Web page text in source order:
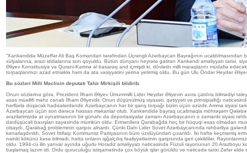
“Xankəndidə Müzəffər Ali Baş Komandan tərəfindən Üçrəngli Azərbaycan Bayrağının
xülyalarına, ərazi iddialarına son qoyuldu. Bütün dünyanı heyrətə gətirən Xankəndi əməliyyatı tarixi,
Əliyev Konstitusiya və Qurani-Kərimə əl basaraq and içmişdi ki, dövlətin milli maraqlarını müdafiə
torpaqlarımızı azad etməklə həm də ata vəsiyyətini yerinə yetirmiş oldu. Bu gün Ulu Öndər Heydər
Bu sözləri Milli Məclisin deputatı Tahir Mirkişili bildirib.
Onun sözlərinə görə, Prezident İlham Əliyev Ümummilli Lider Heydər Əliyevin axıra çatdıra bilmədiyi
əsas müəllifi məhz cənab İlham Əliyevdir. Onun düşünülmüş siyasəti, qətiyyəti və prinsipiallığı
hərflərlə düşəcək hadisələrdəndir. Azərbaycanın hər bir qarış torpağı bizim üçün əzizdir. Amma siyasi
Azərbaycan üçün son dərəcə həssas məkanlar olub. Xankəndidə bayraq ucaltmaqla möhtəşəm
ərazilərimizdə at oynatmasının bir günahı da deportasiyalar zamanı Azərbaycanın o zamanki siyasi
dardüşücəli baxışları sayəsində mümkün oldu. Ermənilərə Qarabağda heç bir hüquqi əsas olmadan
olsaydı, Qarabağ probleminin qarşısı alnardı. Çünki Dahi Lider Sovet Azərbaycanında rəhbərliyə
kənarlaşdırıldı, Sovet İttifaqı Kommunist Partiyasının büro üzvlüyündən çıxarıldı. İki həftə keçməmiş
nəinki kökünü kəsə bilmədi, hətta onların işğalçılıq fəaliyyətlərinin qarşısında geri çəkildilər.
oldu. 1994-cü ilin yanvar ayında uğurlu Horadiz əməliyyatı nəticəsində Füzuli rayonunun 20 Arazboyu
başlamaq lazım idi. Ordu quruculuğu istiqamətində çox böyük işlər görüldü və nəticədə tarixi Zəfər əldə